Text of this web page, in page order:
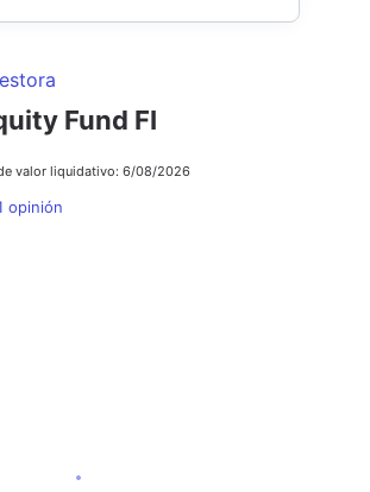
Fund FI
valor liquidativo: 6/08/2026
opinión